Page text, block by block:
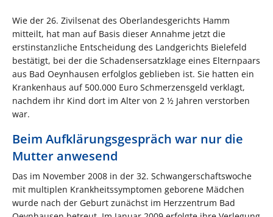
Wie der 26. Zivilsenat des Oberlandesgerichts Hamm
mitteilt, hat man auf Basis dieser Annahme jetzt die
erstinstanzliche Entscheidung des Landgerichts Bielefeld
bestätigt, bei der die Schadensersatzklage eines Elternpaars
aus Bad Oeynhausen erfolglos geblieben ist. Sie hatten ein
Krankenhaus auf 500.000 Euro Schmerzensgeld verklagt,
nachdem ihr Kind dort im Alter von 2 ½ Jahren verstorben
war.
Beim Aufklärungsgespräch war nur die
Mutter anwesend
Das im November 2008 in der 32. Schwangerschaftswoche
mit multiplen Krankheitssymptomen geborene Mädchen
wurde nach der Geburt zunächst im Herzzentrum Bad